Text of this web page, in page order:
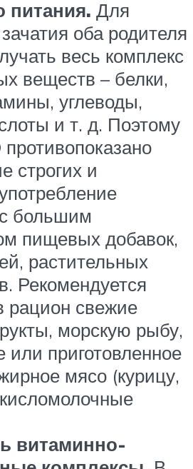
питания. Для
оба родителя
весь комплекс
веществ – белки,
углеводы,
и т. д. Поэтому
строгих и
большим
пищевых добавок,
растительных
Рекомендуется
рацион свежие
морскую рыбу,
или приготовленное
мясо (курицу,
витаминно-